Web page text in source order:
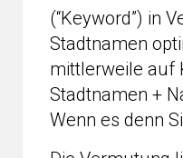
(“Keyword”) in
Stadtnamen
mittlerweile auf
Stadtnamen +
Wenn es denn